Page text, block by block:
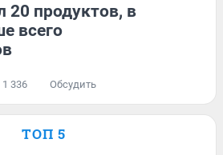
20 продуктов, в
всего
1 336 Обсудить
ТОП 5